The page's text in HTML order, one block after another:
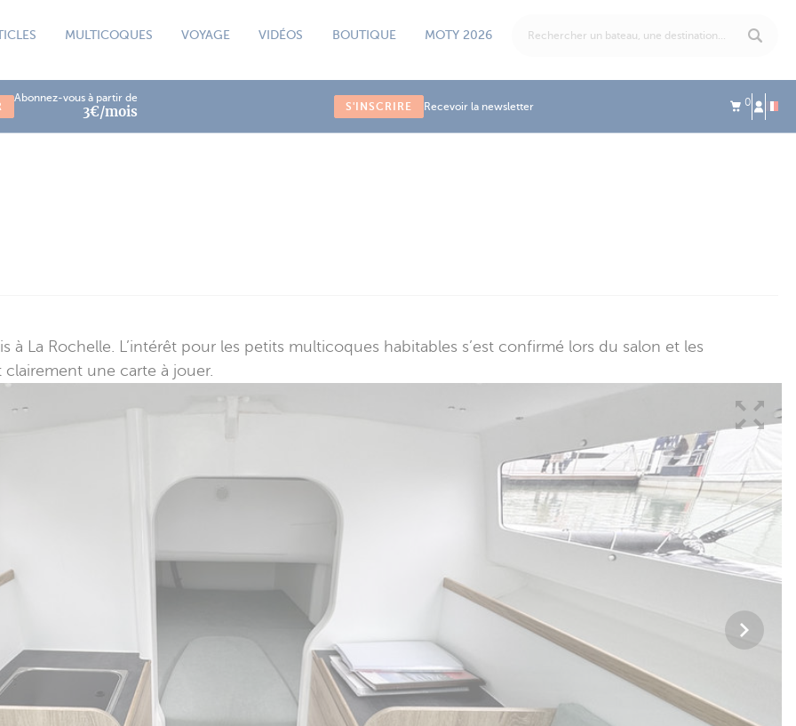
MULTICOQUES VOYAGE VIDÉOS BOUTIQUE MOTY 2026
Abonnez-vous à partir de
3€/mois S'INSCRIRE Recevoir la newsletter 0
à La Rochelle. L’intérêt pour les petits multicoques habitables s’est confirmé lors du salon et les
une carte à jouer.